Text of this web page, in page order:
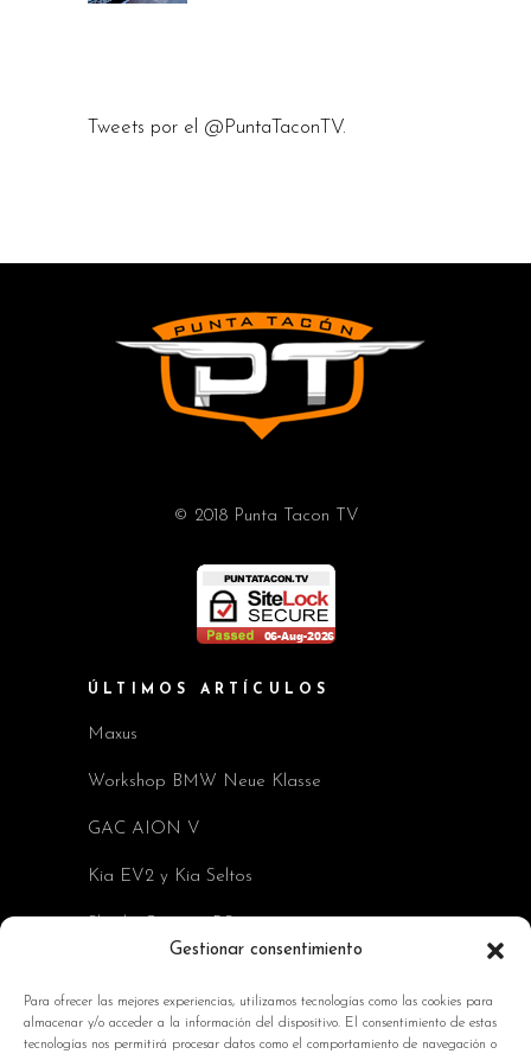
Gestionar consentimiento
Para ofrecer las mejores experiencias, utilizamos tecnologías como las cookies para
almacenar y/o acceder a la información del dispositivo. El consentimiento de estas
tecnologías nos permitirá procesar datos como el comportamiento de navegación o
Tweets por el @PuntaTaconTV.
© 2018 Punta Tacon TV
ÚLTIMOS ARTÍCULOS
Maxus
Workshop BMW Neue Klasse
GAC AION V
Kia EV2 y Kia Seltos
Política de Cookies